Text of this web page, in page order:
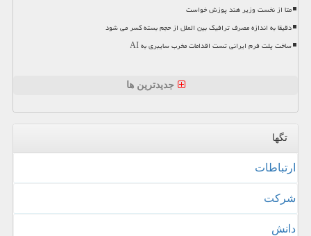
متا از نخست وزیر هند پوزش خواست
دقیقا به اندازه مصرف ترافیک بین الملل از حجم بسته کسر می شود
ساخت پلت فرم ایرانی تست اقدامات مخرب سایبری به AI
جدیدترین ها
تگها
ارتباطات
شركت
دانش